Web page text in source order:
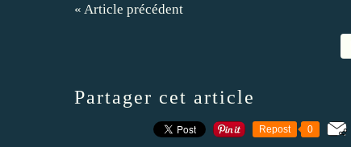
« Article précédent
Partager cet article
Repost 0